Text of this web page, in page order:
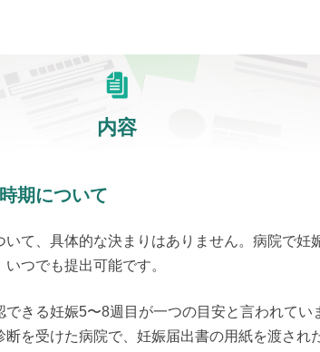
内容
期について
いて、具体的な決まりはありません。病院で妊
つでも提出可能です。
できる妊娠5〜8週目が一つの目安と言われてい
断を受けた病院で、妊娠届出書の用紙を渡され